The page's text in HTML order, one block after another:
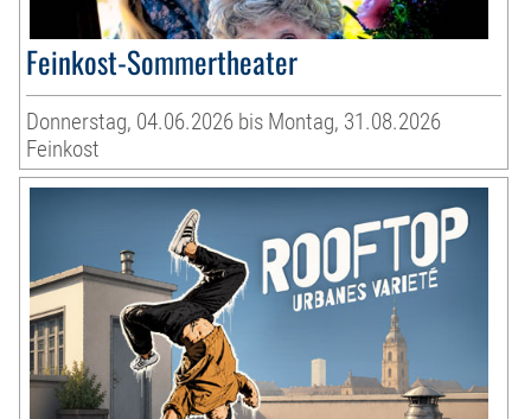
Feinkost-Sommertheater
Donnerstag, 04.06.2026 bis Montag, 31.08.2026
Feinkost